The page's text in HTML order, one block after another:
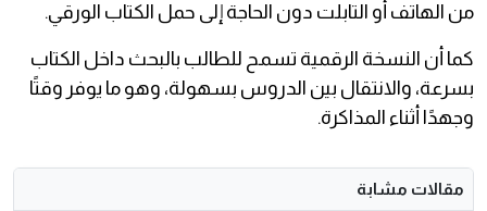
من الهاتف أو التابلت دون الحاجة إلى حمل الكتاب الورقي.
كما أن النسخة الرقمية تسمح للطالب بالبحث داخل الكتاب
بسرعة، والانتقال بين الدروس بسهولة، وهو ما يوفر وقتًا
وجهدًا أثناء المذاكرة.
مقالات مشابة